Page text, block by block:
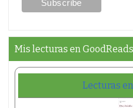
Mis lecturas en GoodReads
Lecturas